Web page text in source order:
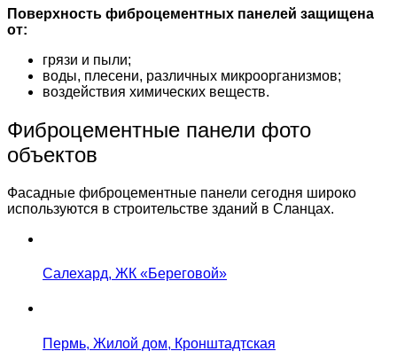
Поверхность фиброцементных панелей защищена
от:
грязи и пыли;
воды, плесени, различных микроорганизмов;
воздействия химических веществ.
Фиброцементные панели фото
объектов
Фасадные фиброцементные панели сегодня широко
используются в строительстве зданий в Сланцах.
Салехард, ЖК «Береговой»
Пермь, Жилой дом, Кронштадтская